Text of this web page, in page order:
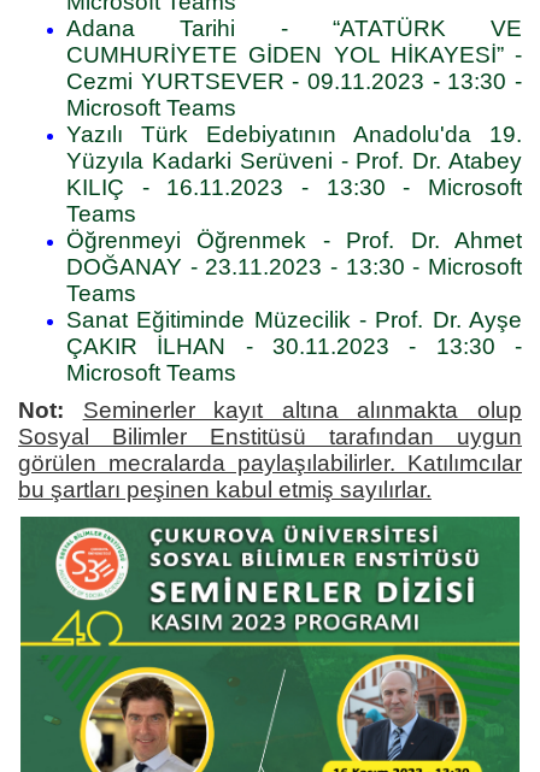
Adana Tarihi - “ATATÜRK VE
CUMHURİYETE GİDEN YOL HİKAYESİ” -
Cezmi YURTSEVER - 09.11.2023 - 13:30 -
Microsoft Teams
Yazılı Türk Edebiyatının Anadolu'da 19.
Yüzyıla Kadarki Serüveni - Prof. Dr. Atabey
KILIÇ - 16.11.2023 - 13:30 - Microsoft
Teams
Öğrenmeyi Öğrenmek - Prof. Dr. Ahmet
DOĞANAY - 23.11.2023 - 13:30 - Microsoft
Teams
Sanat Eğitiminde Müzecilik - Prof. Dr. Ayşe
ÇAKIR İLHAN - 30.11.2023 - 13:30 -
Microsoft Teams
Not:
Seminerler kayıt altına alınmakta olup
Sosyal Bilimler Enstitüsü tarafından uygun
görülen mecralarda paylaşılabilirler. Katılımcılar
bu şartları peşinen kabul etmiş sayılırlar.